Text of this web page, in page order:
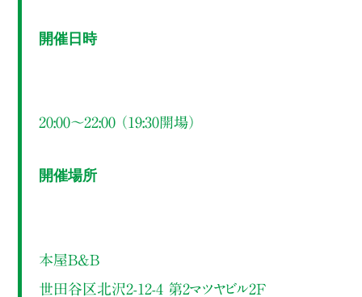
開催日時
20:00～22:00 （19:30開場）
開催場所
本屋B&B
世田谷区北沢2-12-4 第2マツヤビル2F